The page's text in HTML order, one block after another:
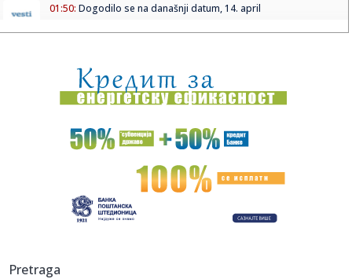
01:50: Dogodilo se na današnji datum, 14. april
23:56:NA TEATRU SNOVA PRAVI KOŠMAR ZA JUNAJTED: Crveni
karton zbog ču...
23:51:U Spomen parku Čačalica oskrnavljen spomenik
sovjetskim crveno...
Tramp delio bakšiš usred konferencije: Dostavljačica ušla u
23:42:KARTER PROGOVORIO NAKON TEŠKOG PERIODA: Jednoj
lekovi ...
Pretraga